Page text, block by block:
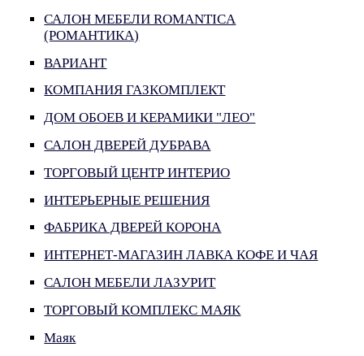
САЛОН МЕБЕЛИ ROMANTICA
(РОМАНТИКА)
ВАРИАНТ
КОМПАНИЯ ГАЗКОМПЛЕКТ
ДОМ ОБОЕВ И КЕРАМИКИ "ЛЕО"
САЛОН ДВЕРЕЙ ДУБРАВА
ТОРГОВЫЙ ЦЕНТР ИНТЕРИО
ИНТЕРЬЕРНЫЕ РЕШЕНИЯ
ФАБРИКА ДВЕРЕЙ КОРОНА
ИНТЕРНЕТ-МАГАЗИН ЛАВКА КОФЕ И ЧАЯ
САЛОН МЕБЕЛИ ЛАЗУРИТ
ТОРГОВЫЙ КОМПЛЕКС МАЯК
Маяк